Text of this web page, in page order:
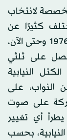
لانتخاب
لن تختلف كثيرًا عن
جلسات انتخاب الرؤساء السابقين، منذ 1976 وحتى الآن،
على ثلثي
النيابية
النواب، على
على صوت
أي تغيير
بحسب